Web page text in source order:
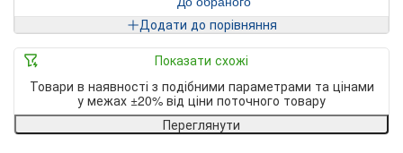
Додати до порівняння
Показати схожі
Товари в наявності з подібними параметрами та цінами
у межах ±20% від ціни поточного товару
Переглянути